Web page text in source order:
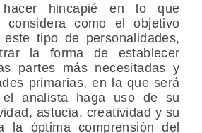
hacer hincapié en lo que
considera como el objetivo
tipo de personalidades,
la forma de establecer
partes más necesitadas y
primarias, en la que será
el analista haga uso de su
astucia, creatividad y su
la óptima comprensión del